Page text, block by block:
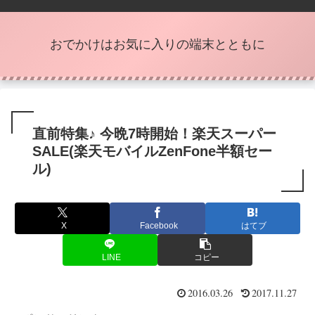
おでかけはお気に入りの端末とともに
直前特集♪ 今晩7時開始！楽天スーパー
SALE(楽天モバイルZenFone半額セー
ル)
X Facebook はてブ
LINE コピー
2016.03.26 2017.11.27